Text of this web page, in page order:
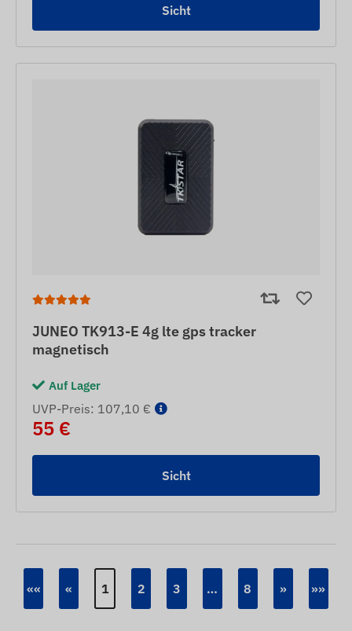
Sicht
JUNEO TK913-E 4g lte gps tracker
magnetisch
Auf Lager
UVP-Preis: 107,10 €
55 €
Sicht
«« « 1 2 3 … 8 » »»